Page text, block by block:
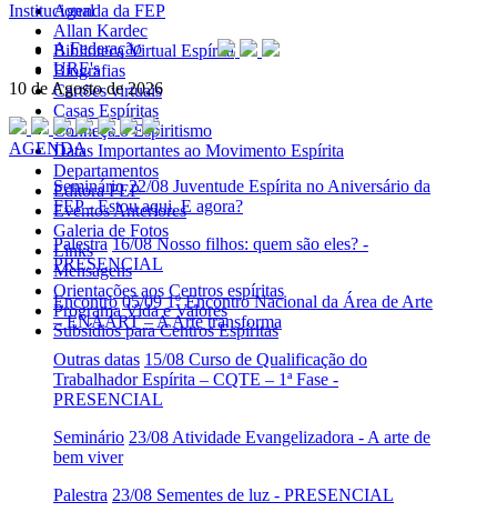
Agenda da FEP
Allan Kardec
Biblioteca Virtual Espírita
Biografias
Cartões virtuais
Casas Espíritas
Conheça o Espiritismo
Datas Importantes ao Movimento Espírita
Departamentos
Editora FEP
Eventos Anteriores
Galeria de Fotos
Links
Mensagens
Orientações aos Centros espíritas
Programa Vida e Valores
Subsídios para Centros Espíritas
Institucional
A Federação
URE's
10 de Agosto de 2026
AGENDA
Seminário 22/08 Juventude Espírita no Aniversário da
FEP - Estou aqui. E agora?
Palestra 16/08 Nosso filhos: quem são eles? -
PRESENCIAL
Encontro 05/09 1º Encontro Nacional da Área de Arte
– ENAART – A Arte transforma
Outras datas 15/08 Curso de Qualificação do
Trabalhador Espírita – CQTE – 1ª Fase -
PRESENCIAL
Seminário 23/08 Atividade Evangelizadora - A arte de
bem viver
Palestra 23/08 Sementes de luz - PRESENCIAL